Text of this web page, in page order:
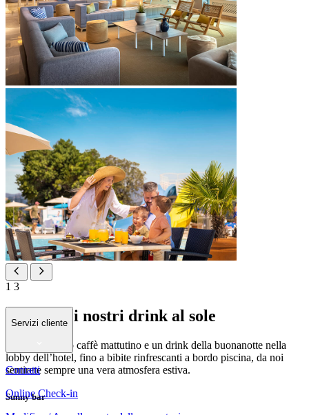
1 3
Godetevi i nostri drink al sole
Da un delizioso caffè mattutino e un drink della buonanotte nella
lobby dell’hotel, fino a bibite rinfrescanti a bordo piscina, da noi
sentirete sempre una vera atmosfera estiva.
Sunny bar
Servizi cliente
Contatti
Online Check-in